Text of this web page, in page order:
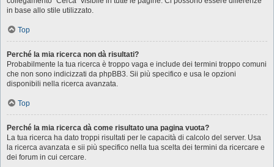
in base allo stile utilizzato.
Top
Perché la mia ricerca non dà risultati?
Probabilmente la tua ricerca è troppo vaga e include dei termini troppo comuni
che non sono indicizzati da phpBB3. Sii più specifico e usa le opzioni
disponibili nella ricerca avanzata.
Top
Perché la mia ricerca dà come risultato una pagina vuota?
La tua ricerca ha dato troppi risultati per le capacità di calcolo del server. Usa
la ricerca avanzata e sii più specifico nella tua scelta dei termini da ricercare e
dei forum in cui cercare.